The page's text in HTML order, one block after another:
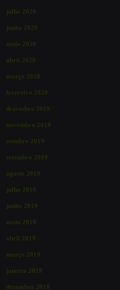
julho 2020
junho 2020
maio 2020
abril 2020
março 2020
fevereiro 2020
dezembro 2019
novembro 2019
outubro 2019
setembro 2019
agosto 2019
julho 2019
junho 2019
maio 2019
abril 2019
março 2019
janeiro 2019
dezembro 2018